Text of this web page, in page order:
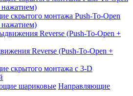
скрытого монтажа Push-To-Open
Reverse (Push-To-Open +
скрытого монтажа с 3-D
Направляющие